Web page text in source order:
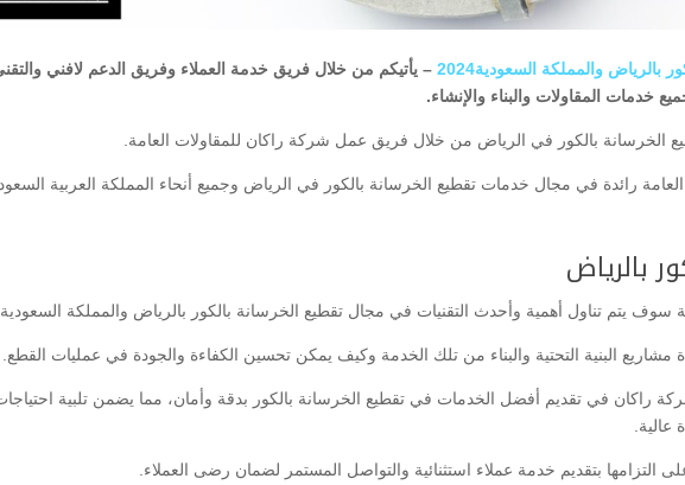
بالرياض والمملكة السعودية2024
– يأتيكم من خلال فريق خدمة العملاء وفريق الدعم لافني
خدمات المقاولات والبناء والإنشاء.
الخرسانة بالكور في الرياض من خلال فريق عمل شركة راكان للمقاولات العامة.
رائدة في مجال خدمات تقطيع الخرسانة بالكور في الرياض وجميع أنحاء المملكة العربية
بالرياض
سوف يتم تناول أهمية وأحدث التقنيات في مجال تقطيع الخرسانة بالكور بالرياض والمملكة
البنية التحتية والبناء من تلك الخدمة وكيف يمكن تحسين الكفاءة والجودة في عمليات القطع.
راكان في تقديم أفضل الخدمات في تقطيع الخرسانة بالكور بدقة وأمان، مما يضمن تلبية
عالية.
التزامها بتقديم خدمة عملاء استثنائية والتواصل المستمر لضمان رضى العملاء.